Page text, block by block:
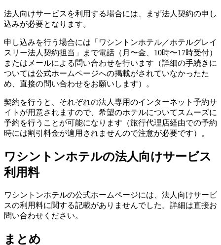
法人向けサービスを利用する場合には、まず法人契約の申し
込みが必要となります。
申し込みを行う場合には「ワシントンホテル／ホテルグレイ
スリー法人契約担当」まで電話（月〜金、10時〜17時受付）
またはメールによる問い合わせを行います（詳細の手続きに
ついては公式ホームページへの掲載がされていなかったた
め、直接の問い合わせをお願いします）。
契約を行うと、それぞれの法人専用のインターネット予約サ
イトが用意されますので、希望のホテルについてスムーズに
予約を行うことが可能になります（旅行代理店経由での予約
時には割引料金が適用されませんので注意が必要です）。
ワシントンホテルの法人向けサービス
利用料
ワシントンホテルの公式ホームページには、法人向けサービ
スの利用料に関する記載がありませんでした。詳細は直接お
問い合わせください。
まとめ